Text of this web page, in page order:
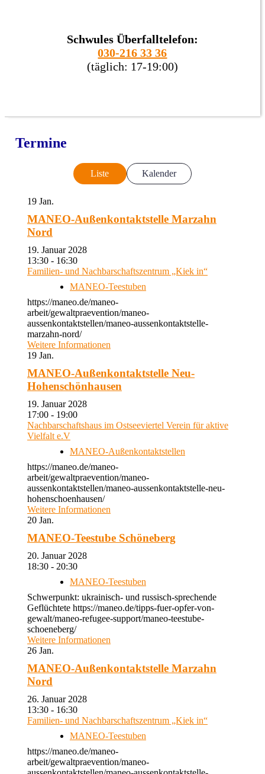
Schwules Überfalltelefon:
030-216 33 36
(täglich: 17-19:00)
Termine
Liste Kalender
19 Jan.
MANEO-Außenkontaktstelle Marzahn
Nord
19. Januar 2028
13:30 - 16:30
Familien- und Nachbarschaftszentrum „Kiek in“
MANEO-Teestuben
https://maneo.de/maneo-
arbeit/gewaltpraevention/maneo-
aussenkontaktstellen/maneo-aussenkontaktstelle-
marzahn-nord/
Weitere Informationen
19 Jan.
MANEO-Außenkontaktstelle Neu-
Hohenschönhausen
19. Januar 2028
17:00 - 19:00
Nachbarschaftshaus im Ostseeviertel Verein für aktive
Vielfalt e.V
MANEO-Außenkontaktstellen
https://maneo.de/maneo-
arbeit/gewaltpraevention/maneo-
aussenkontaktstellen/maneo-aussenkontaktstelle-neu-
hohenschoenhausen/
Weitere Informationen
20 Jan.
MANEO-Teestube Schöneberg
20. Januar 2028
18:30 - 20:30
MANEO-Teestuben
Schwerpunkt: ukrainisch- und russisch-sprechende
Geflüchtete https://maneo.de/tipps-fuer-opfer-von-
gewalt/maneo-refugee-support/maneo-teestube-
schoeneberg/
Weitere Informationen
26 Jan.
MANEO-Außenkontaktstelle Marzahn
Nord
26. Januar 2028
13:30 - 16:30
Familien- und Nachbarschaftszentrum „Kiek in“
MANEO-Teestuben
https://maneo.de/maneo-
arbeit/gewaltpraevention/maneo-